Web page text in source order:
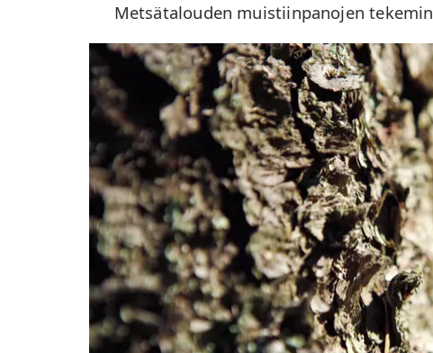
Metsätalouden muistiinpanojen